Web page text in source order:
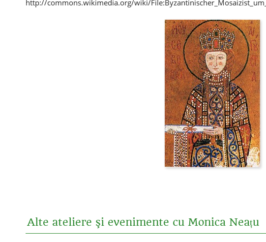
http://commons.wikimedia.org/wiki/
Alte ateliere şi evenimente cu Monica Neațu